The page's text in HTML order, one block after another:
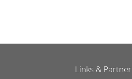
Links & Partner